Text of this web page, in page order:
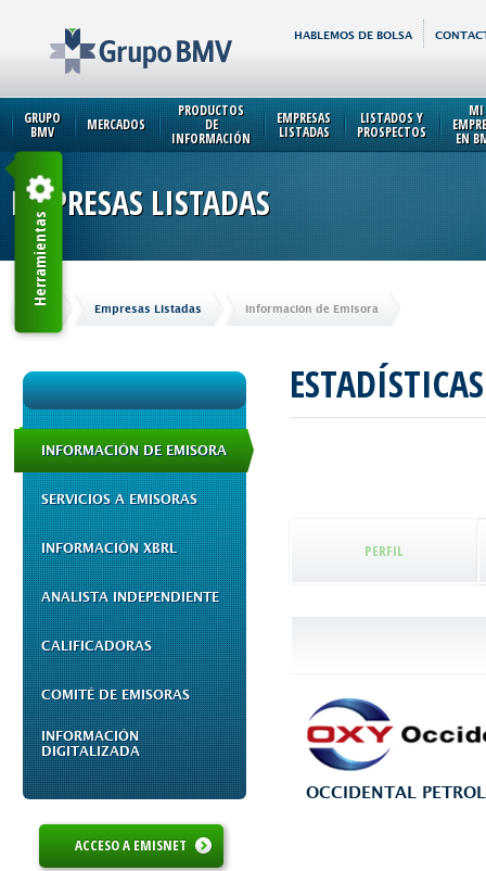
HABLEMOS DE BOLSA
GRUPO
BMV MERCADOS
PRODUCTOS
DE
INFORMACIÓN
EMPRESAS
LISTADAS
LISTADOS Y
PROSPECTOS
MI
EN
EMPRESAS LISTADAS
Inicio Empresas Listadas Información de Emisora
INFORMACIÓN DE EMISORA
SERVICIOS A EMISORAS
INFORMACIÓN XBRL
ANALISTA INDEPENDIENTE
CALIFICADORAS
COMITÉ DE EMISORAS
INFORMACIÓN
DIGITALIZADA
ACCESO A EMISNET
PERFIL
OCCIDENTAL
Herramientas